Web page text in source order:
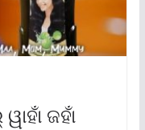
ଜହାଁ